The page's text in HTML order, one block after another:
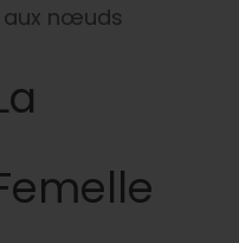
aux nœuds